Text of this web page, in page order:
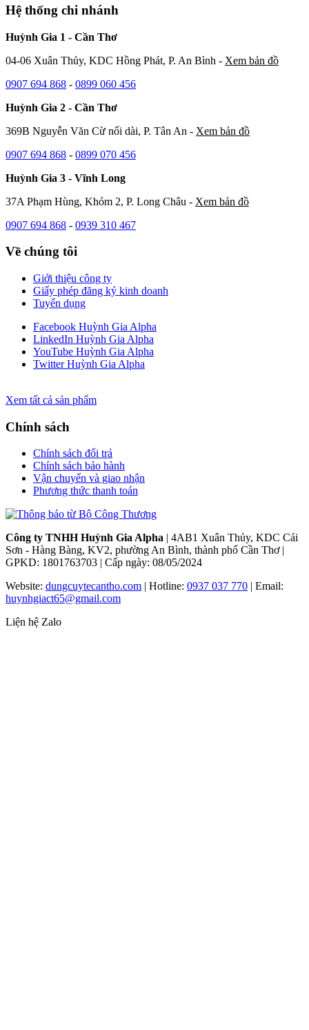
Hệ thống chi nhánh
Huỳnh Gia 1 - Cần Thơ
04-06 Xuân Thủy, KDC Hồng Phát, P. An Bình - Xem bản đồ
0907 694 868 - 0899 060 456
Huỳnh Gia 2 - Cần Thơ
369B Nguyễn Văn Cừ nối dài, P. Tân An - Xem bản đồ
0907 694 868 - 0899 070 456
Huỳnh Gia 3 - Vĩnh Long
37A Phạm Hùng, Khóm 2, P. Long Châu - Xem bản đồ
0907 694 868 - 0939 310 467
Về chúng tôi
Giới thiệu công ty
Giấy phép đăng ký kinh doanh
Tuyển dụng
Facebook Huỳnh Gia Alpha
LinkedIn Huỳnh Gia Alpha
YouTube Huỳnh Gia Alpha
Twitter Huỳnh Gia Alpha
Xem tất cả sản phẩm
Chính sách
Chính sách đổi trả
Chính sách bảo hành
Vận chuyển và giao nhận
Phương thức thanh toán
Công ty TNHH Huỳnh Gia Alpha | 4AB1 Xuân Thủy, KDC Cái
Sơn - Hàng Bàng, KV2, phường An Bình, thành phố Cần Thơ |
GPKD: 1801763703 | Cấp ngày: 08/05/2024
Website: dungcuytecantho.com | Hotline: 0937 037 770 | Email:
huynhgiact65@gmail.com
Liện hệ Zalo